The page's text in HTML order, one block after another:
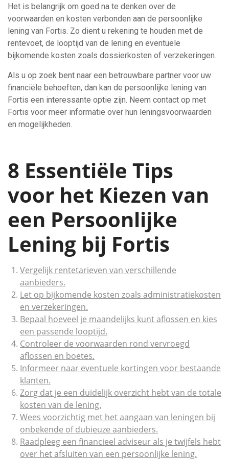
Het is belangrijk om goed na te denken over de
voorwaarden en kosten verbonden aan de persoonlijke
lening van Fortis. Zo dient u rekening te houden met de
rentevoet, de looptijd van de lening en eventuele
bijkomende kosten zoals dossierkosten of verzekeringen.
Als u op zoek bent naar een betrouwbare partner voor uw
financiële behoeften, dan kan de persoonlijke lening van
Fortis een interessante optie zijn. Neem contact op met
Fortis voor meer informatie over hun leningsvoorwaarden
en mogelijkheden.
8 Essentiële Tips
voor het Kiezen van
een Persoonlijke
Lening bij Fortis
Vergelijk rentetarieven van verschillende
aanbieders.
Let op bijkomende kosten zoals administratiekosten
en verzekeringen.
Bepaal hoeveel je maandelijks kunt aflossen en kies
een passende looptijd.
Controleer de voorwaarden rond vervroegd
aflossen en boetes.
Informeer naar eventuele kortingen voor bestaande
klanten.
Zorg dat je een duidelijk overzicht hebt van de totale
kosten van de lening.
Wees voorzichtig met het aangaan van leningen bij
onbekende of dubieuze aanbieders.
Raadpleeg een financieel adviseur als je twijfels hebt
over het afsluiten van een persoonlijke lening.